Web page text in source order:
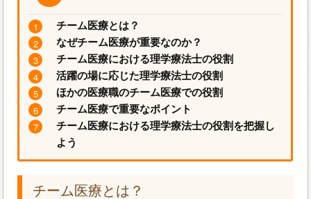
チーム医療とは？
なぜチーム医療が重要なのか？
チーム医療における理学療法士の役割
活躍の場に応じた理学療法士の役割
ほかの医療職のチーム医療での役割
チーム医療で重要なポイント
チーム医療における理学療法士の役割を把握し
よう
チーム医療とは？